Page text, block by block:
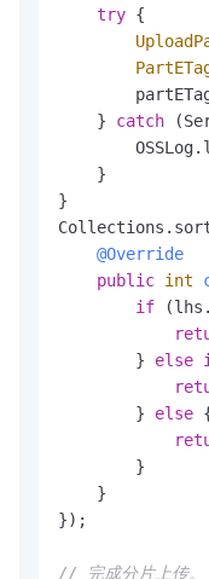
try {
    }
catch
    }
}
@Override
public int
if
        }
else
        }
else
        }
    }
});
// 完成分片上传。